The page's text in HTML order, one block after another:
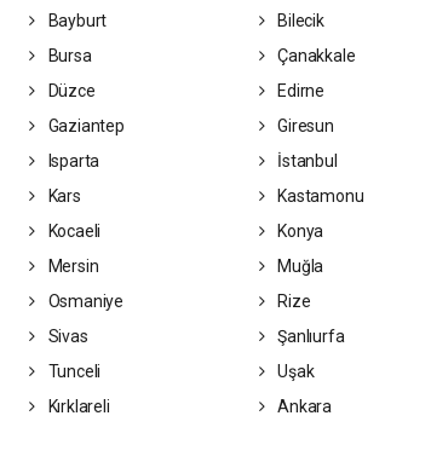
Bayburt Bilecik
Bursa Çanakkale
Düzce Edirne
Gaziantep Giresun
Isparta İstanbul
Kars Kastamonu
Kocaeli Konya
Mersin Muğla
Osmaniye Rize
Sivas Şanlıurfa
Tunceli Uşak
Kırklareli Ankara